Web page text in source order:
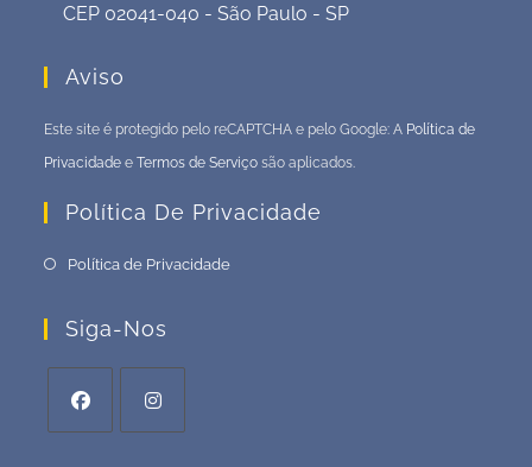
CEP 02041-040 - São Paulo - SP
Aviso
Este site é protegido pelo reCAPTCHA e pelo Google: A Política de
Privacidade eTermos de Serviço são aplicados.
Política De Privacidade
Política de Privacidade
Siga-Nos